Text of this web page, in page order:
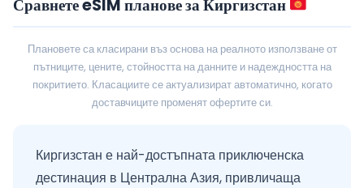
Сравнете eSIM планове за Киргизстан
Плановете са класирани въз основа на реалното използване от
пътниците, цените, стойността на данните и надеждността на
покритието. Класациите се актуализират автоматично, когато
доставчиците променят офертите си.
Киргизстан е най-достъпната приключенска
дестинация в Централна Азия, привличаща